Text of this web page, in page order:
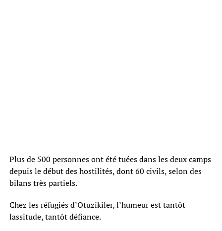
Plus de 500 personnes ont été tuées dans les deux camps
depuis le début des hostilités, dont 60 civils, selon des
bilans très partiels.
Chez les réfugiés d’Otuzikiler, l’humeur est tantôt
lassitude, tantôt défiance.